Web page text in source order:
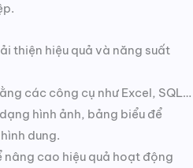
thiện hiệu quả và năng suất
các công cụ như Excel, SQL…
hình ảnh, bảng biểu để
dung.
cao hiệu quả hoạt động